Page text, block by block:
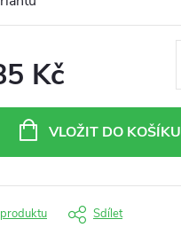
Kč
VLOŽIT DO KOŠÍKU
Sdílet